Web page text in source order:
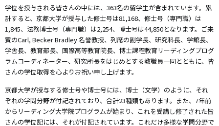
学位を授与される皆さんの中には、363名の留学生が含まれています。累
計すると、京都大学が授与した修士号は81,168、修士号（専門職）は
1,845、法務博士号（専門職）は2,254、博士号は44,850となります。ご来
賓のCarl, Becker Bradley 名誉教授、列席の副学長、研究科長、学館長、
学舎長、教育部長、国際高等教育院長、博士課程教育リーディングプログ
ラムコーディネーター、研究所長をはじめとする教職員一同とともに、皆
さんの学位取得を心よりお祝い申し上げます。
京都大学が授与する修士号や博士号には、博士（文学）のように、それ
ぞれの学問分野が付記されており、合計23種類もあります。また、7年前
からリーディング大学院プログラムが始まり、これを受講し修了された皆
さんの学位記には、それが付記されています。これだけ多様な学問分野で